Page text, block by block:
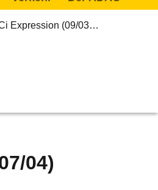
Expression (09/03…
04)